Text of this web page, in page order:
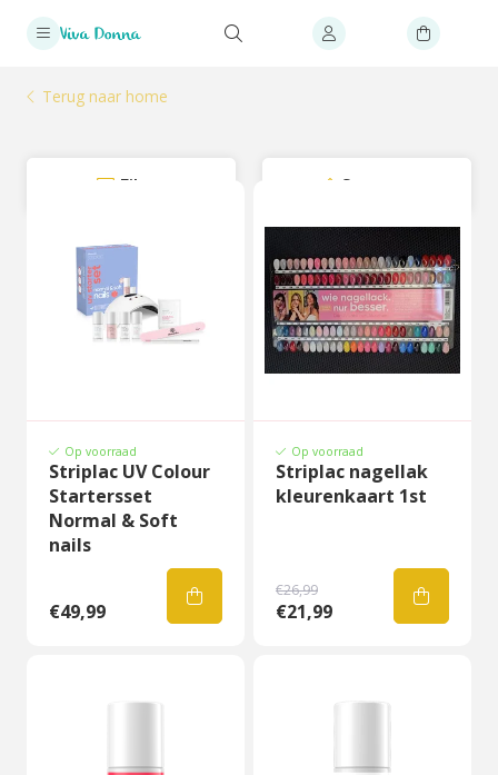
Terug naar home
Filter Sorteer
Op voorraad
Striplac UV Colour
Startersset
Normal & Soft
nails
€49,99
Op voorraad
Striplac nagellak
kleurenkaart 1st
€26,99
€21,99